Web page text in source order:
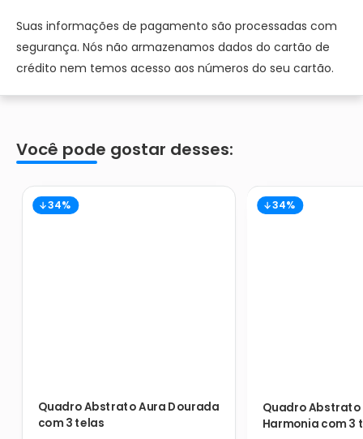
Suas informações de pagamento são processadas com
segurança. Nós não armazenamos dados do cartão de
crédito nem temos acesso aos números do seu cartão.
Você pode gostar desses:
34%
Quadro Abstrato Aura Dourada
com 3 telas
34%
Quadro Abstrato
Harmonia com 3